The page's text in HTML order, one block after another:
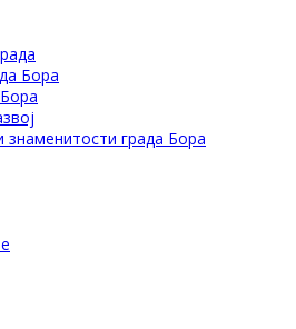
Бора
знаменитости града Бора